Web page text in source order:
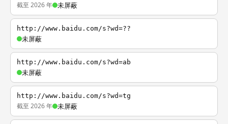
截至 2026 年 未屏蔽
http://www.baidu.com/s?wd=??
未屏蔽
http://www.baidu.com/s?wd=ab
未屏蔽
http://www.baidu.com/s?wd=tg
截至 2026 年 未屏蔽